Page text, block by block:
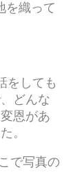
を織って
をしても
どんな
恩があ
。
で写真の